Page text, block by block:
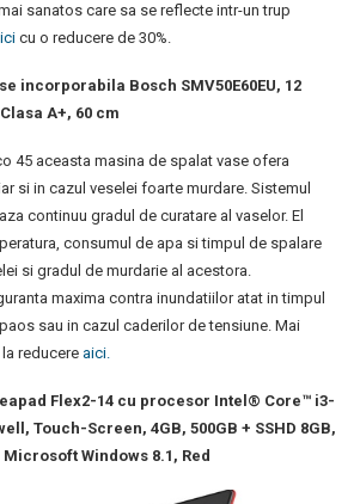
sanatos care sa se reflecte intr-un trup
cu o reducere de 30%.
incorporabila Bosch SMV50E60EU, 12
A+, 60 cm
45 aceasta masina de spalat vase ofera
si in cazul veselei foarte murdare. Sistemul
continuu gradul de curatare al vaselor. El
consumul de apa si timpul de spalare
si gradul de murdarie al acestora.
maxima contra inundatiilor atat in timpul
sau in cazul caderilor de tensiune. Mai
reducere aici.
Flex2-14 cu procesor Intel® Core™ i3-
Touch-Screen, 4GB, 500GB + SSHD 8GB,
Windows 8.1, Red